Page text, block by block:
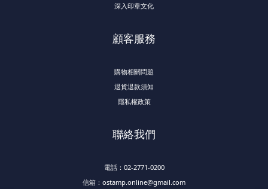
深入印章文化
顧客服務
購物相關問題
退貨退款須知
隱私權政策
聯絡我們
電話：02-2771-0200
信箱：ostamp.online@gmail.com